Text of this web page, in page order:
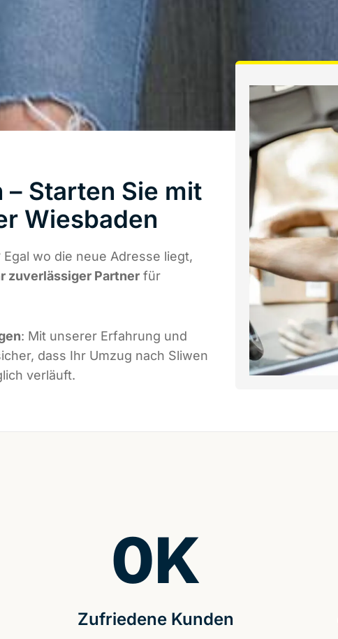
Starten Sie mit
Wiesbaden
wo die neue Adresse liegt,
zuverlässiger Partner für
: Mit unserer Erfahrung und
dass Ihr Umzug nach Sliwen
verläuft.
Zufriedene Kunden
0K